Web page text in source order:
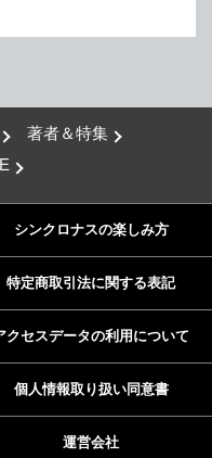
著者＆特集
シンクロナスの楽しみ方
特定商取引法に関する表記
クセスデータの利用について
個人情報取り扱い同意書
運営会社